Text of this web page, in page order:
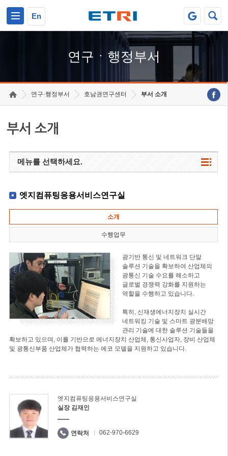
En
연구ㆍ행정부서
연구·행정부서 호남권연구센터 부서 소개
부서 소개
메뉴를 선택하세요.
엣지컴퓨팅응용서비스연구실
소개
수행업무
광기반 통신 및 네트워크 단말
솔루션 기술을 확보하여 산업체의
광통신 기술 수요를 해소하고
글로벌 경쟁력 강화를 지원하는
역할을 수행하고 있습니다.
특히, 신재생에너지장치 실시간
네트워킹 기술 및 스마트 광분배망
관리 기술에 대한 솔루션 기술들을
확보하고 있으며, 이를 기반으로 에너지장치 산업체, 통신사업자, 장비 산업체
및 광통신부품 산업체가 협력하는 에코 모델을 지원하고 있습니다.
엣지컴퓨팅응용서비스연구실
실장 김재인
연락처 062-970-6629